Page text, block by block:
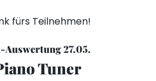
fürs Teilnehmen!
Auswertung 27.05.
Tuner